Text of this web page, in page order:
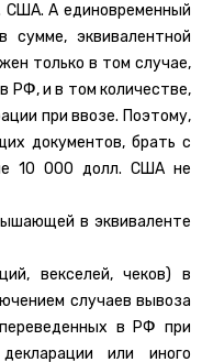
США. А единовременный
эквивалентной
только в том случае,
РФ, и в том количестве,
при ввозе. Поэтому,
документов, брать с
10 000 долл. США не
в эквиваленте
векселей, чеков) в
случаев вывоза
в РФ при
или иного